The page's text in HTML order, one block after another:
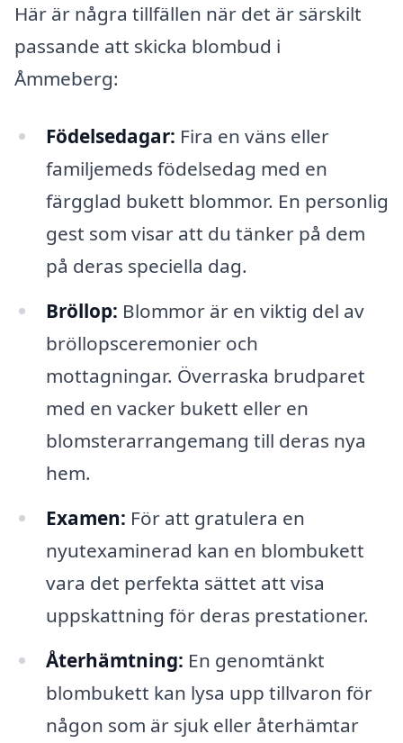
Här är några tillfällen när det är särskilt
passande att skicka blombud i
Åmmeberg:
Födelsedagar: Fira en väns eller
familjemeds födelsedag med en
färgglad bukett blommor. En personlig
gest som visar att du tänker på dem
på deras speciella dag.
Bröllop: Blommor är en viktig del av
bröllopsceremonier och
mottagningar. Överraska brudparet
med en vacker bukett eller en
blomsterarrangemang till deras nya
hem.
Examen: För att gratulera en
nyutexaminerad kan en blombukett
vara det perfekta sättet att visa
uppskattning för deras prestationer.
Återhämtning: En genomtänkt
blombukett kan lysa upp tillvaron för
någon som är sjuk eller återhämtar